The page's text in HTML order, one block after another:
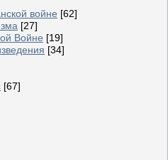
войне [62]
[27]
Войне [19]
[34]
[67]